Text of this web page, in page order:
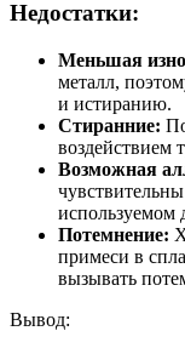
Недостатки:
Меньшая
металл,
и истиранию.
Стиранние:
воздействием
Возможная
используемом
Потемнение:
примеси в
вызывать
Вывод: